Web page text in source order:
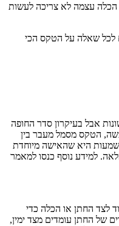
הכלה עצמה לא צריכה לעשות
לכל שאלה על הטקס הכי
אבל בעיקרון סדר החופה
הטקס מסמל מעבר בין
היא שהאישה מיוחדת
למידע נוסף כנסו למאמר
לצד החתן או הכלה כדי
של החתן עומדים מצד ימין,